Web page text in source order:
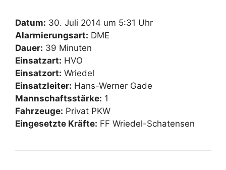
Datum: 30. Juli 2014 um 5:31 Uhr
Alarmierungsart: DME
Dauer: 39 Minuten
Einsatzart: HVO
Einsatzort: Wriedel
Einsatzleiter: Hans-Werner Gade
Mannschaftsstärke: 1
Fahrzeuge: Privat PKW
Eingesetzte Kräfte: FF Wriedel-Schatensen